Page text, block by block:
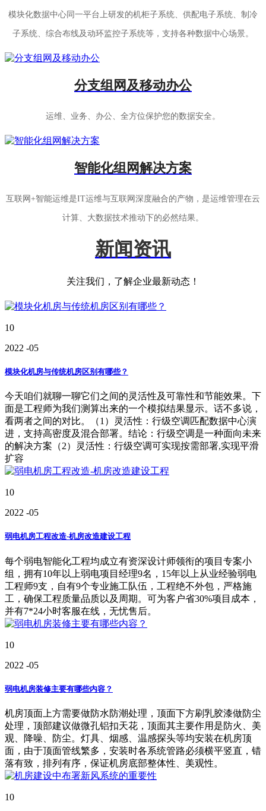
模块化数据中心同一平台上研发的机柜子系统、供配电子系统、制冷
子系统、综合布线及动环监控子系统等，支持各种数据中心场景。
分支组网及移动办公
运维、业务、办公、全方位保护您的数据安全。
智能化组网解决方案
互联网+智能运维是IT运维与互联网深度融合的产物，是运维管理在云
计算、大数据技术推动下的必然结果。
新闻资讯
关注我们，了解企业最新动态！
10
2022 -05
模块化机房与传统机房区别有哪些？
今天咱们就聊一聊它们之间的灵活性及可靠性和节能效果。下
面是工程师为我们测算出来的一个模拟结果显示。话不多说，
看两者之间的对比。（1）灵活性：行级空调匹配数据中心演
进，支持高密度及混合部署。结论：行级空调是一种面向未来
的解决方案（2）灵活性：行级空调可实现按需部署,实现平滑
扩容
10
2022 -05
弱电机房工程改造-机房改造建设工程
每个弱电智能化工程均成立有资深设计师领衔的项目专案小
组，拥有10年以上弱电项目经理9名，15年以上从业经验弱电
工程师9支，自有9个专业施工队伍，工程绝不外包，严格施
工，确保工程质量品质以及周期。可为客户省30%项目成本，
并有7*24小时客服在线，无忧售后。
10
2022 -05
弱电机房装修主要有哪些内容？
机房顶面上方需要做防水防潮处理，顶面下方刷乳胶漆做防尘
处理，顶部建议做微孔铝扣天花，顶面其主要作用是防火、美
观、降噪、防尘。灯具、烟感、温感探头等均安装在机房顶
面，由于顶面管线繁多，安装时各系统管路必须横平竖直，错
落有致，排列有序，保证机房底部整体性、美观性。
10